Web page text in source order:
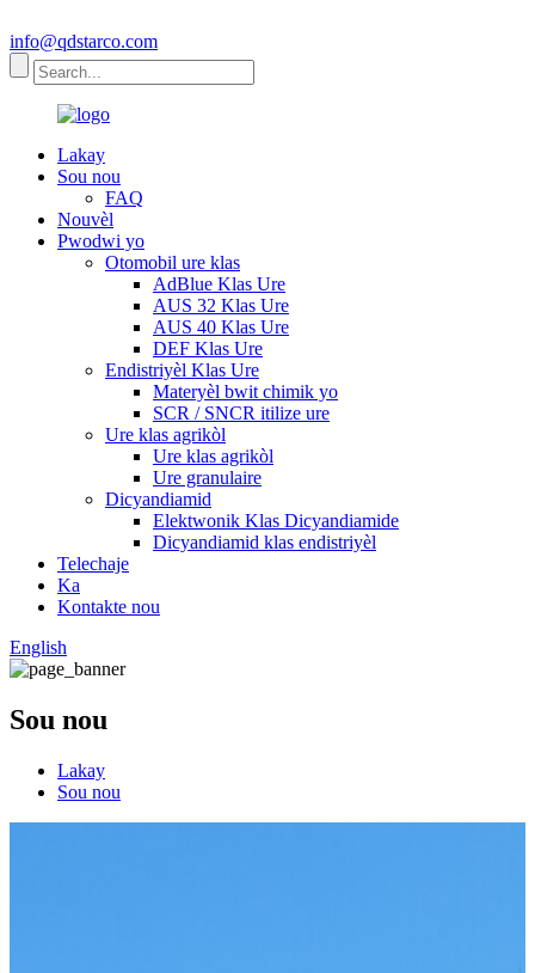
info@qdstarco.com
Lakay
Sou nou
FAQ
Nouvèl
Pwodwi yo
Otomobil ure klas
AdBlue Klas Ure
AUS 32 Klas Ure
AUS 40 Klas Ure
DEF Klas Ure
Endistriyèl Klas Ure
Materyèl bwit chimik yo
SCR / SNCR itilize ure
Ure klas agrikòl
Ure klas agrikòl
Ure granulaire
Dicyandiamid
Elektwonik Klas Dicyandiamide
Dicyandiamid klas endistriyèl
Telechaje
Ka
Kontakte nou
English
Sou nou
Lakay
Sou nou